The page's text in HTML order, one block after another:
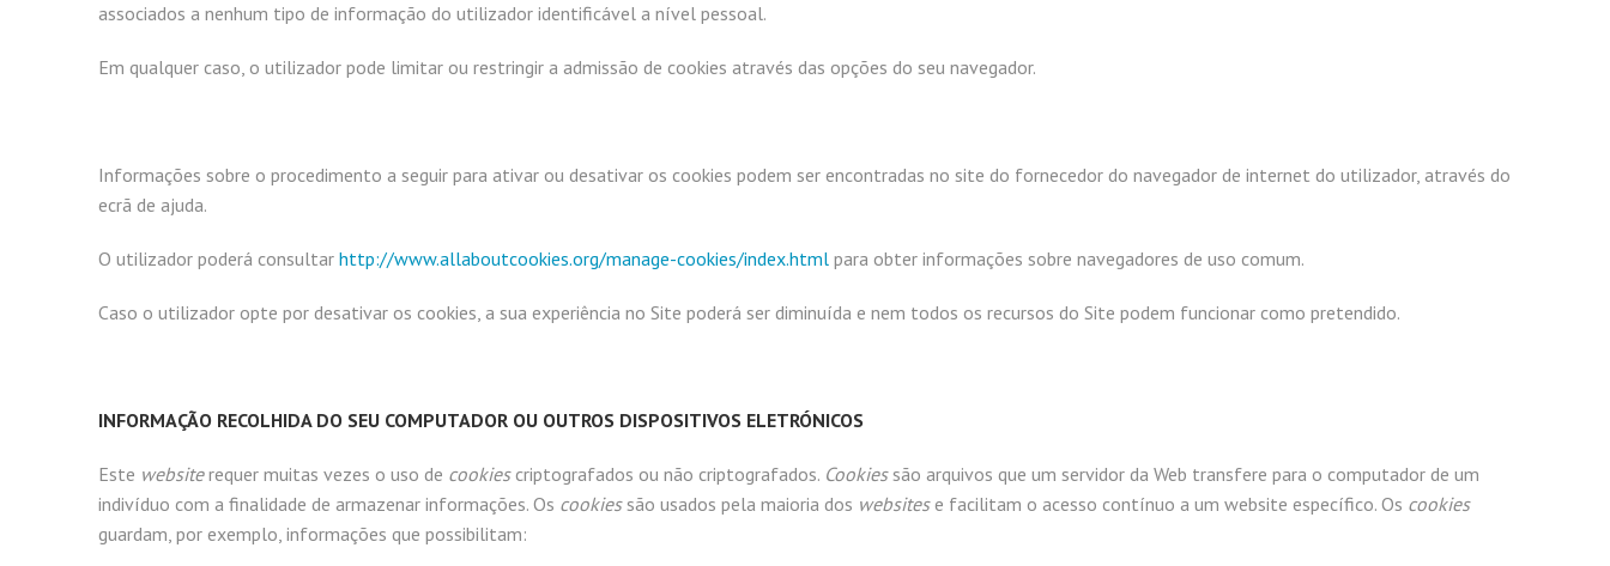
associados a nenhum tipo de informação do utilizador identificável a nível pessoal.
Em qualquer caso, o utilizador pode limitar ou restringir a admissão de cookies através das opções do seu navegador.
Informações sobre o procedimento a seguir para ativar ou desativar os cookies podem ser encontradas no site do fornecedor do navegador de internet do utilizador, através do
ecrã de ajuda.
O utilizador poderá consultar http://www.allaboutcookies.org/manage-cookies/index.html para obter informações sobre navegadores de uso comum.
Caso o utilizador opte por desativar os cookies, a sua experiência no Site poderá ser diminuída e nem todos os recursos do Site podem funcionar como pretendido.
INFORMAÇÃO RECOLHIDA DO SEU COMPUTADOR OU OUTROS DISPOSITIVOS ELETRÓNICOS
Este websiterequer muitas vezes o uso de cookiescriptografados ou não criptografados. Cookiessão arquivos que um servidor da Web transfere para o computador de um
indivíduo com a finalidade de armazenar informações. Os cookiessão usados pela maioria dos websitese facilitam o acesso contínuo a um website específico. Os cookies
guardam, por exemplo, informações que possibilitam: